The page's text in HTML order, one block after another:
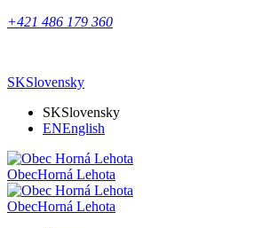
+421 486 179 360
SKSlovensky
SKSlovensky
ENEnglish
ObecHorná Lehota
ObecHorná Lehota